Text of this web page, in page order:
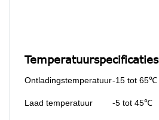
Temperatuurspecificaties
Ontladingstemperatuur-15 tot 65℃
Laad temperatuur -5 tot 45℃